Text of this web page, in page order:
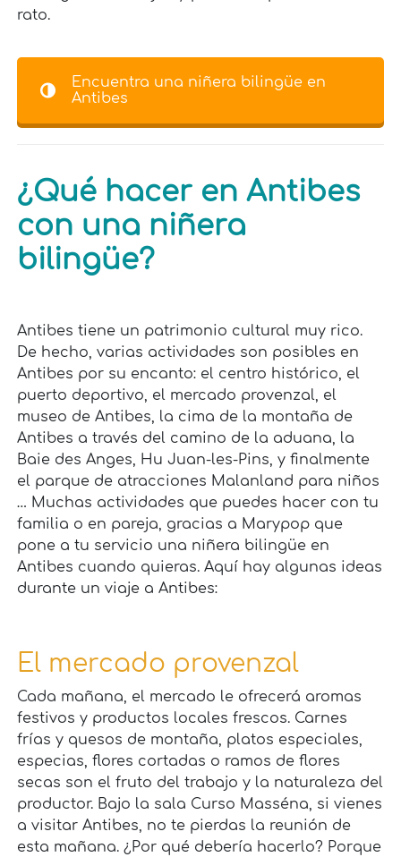
rato.
Encuentra una niñera bilingüe en
Antibes
¿Qué hacer en Antibes
con una niñera
bilingüe?
Antibes tiene un patrimonio cultural muy rico.
De hecho, varias actividades son posibles en
Antibes por su encanto: el centro histórico, el
puerto deportivo, el mercado provenzal, el
museo de Antibes, la cima de la montaña de
Antibes a través del camino de la aduana, la
Baie des Anges, Hu Juan-les-Pins, y finalmente
el parque de atracciones Malanland para niños
… Muchas actividades que puedes hacer con tu
familia o en pareja, gracias a Marypop que
pone a tu servicio una niñera bilingüe en
Antibes cuando quieras. Aquí hay algunas ideas
durante un viaje a Antibes:
El mercado provenzal
Cada mañana, el mercado le ofrecerá aromas
festivos y productos locales frescos. Carnes
frías y quesos de montaña, platos especiales,
especias, flores cortadas o ramos de flores
secas son el fruto del trabajo y la naturaleza del
productor. Bajo la sala Curso Masséna, si vienes
a visitar Antibes, no te pierdas la reunión de
esta mañana. ¿Por qué debería hacerlo? Porque